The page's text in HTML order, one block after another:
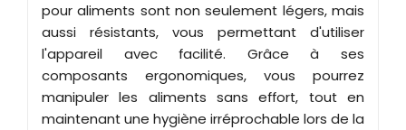
pour aliments sont non seulement légers, mais
aussi résistants, vous permettant d'utiliser
l'appareil avec facilité. Grâce à ses
composants ergonomiques, vous pourrez
manipuler les aliments sans effort, tout en
maintenant une hygiène irréprochable lors de la